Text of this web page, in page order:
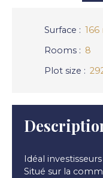
Surface : 166
Rooms : 8
Plot size :
Idéal
Situé sur la